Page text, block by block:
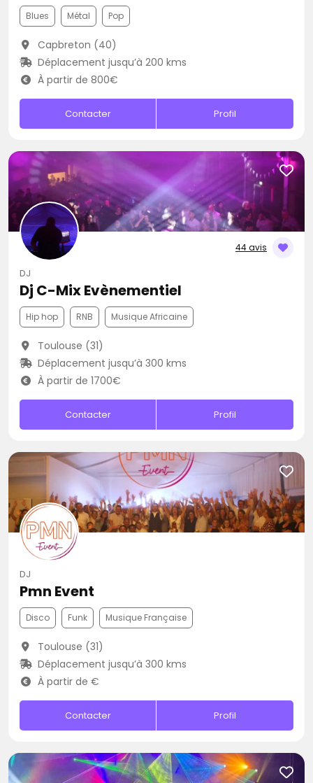
Blues Métal Pop
Capbreton (40)
Déplacement jusqu’à 200 kms
À partir de 800€
Contacter Profil
44 avis
DJ
Dj C-Mix Evènementiel
Hip hop RNB Musique Africaine
Toulouse (31)
Déplacement jusqu’à 300 kms
À partir de 1700€
Contacter Profil
DJ
Pmn Event
Disco Funk Musique Française
Toulouse (31)
Déplacement jusqu’à 300 kms
À partir de €
Contacter Profil